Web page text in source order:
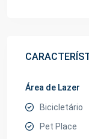
Área de Lazer
Bicicletário
Pet Place